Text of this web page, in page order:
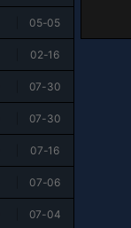
05-05
02-16
07-30
07-30
07-16
07-06
07-04